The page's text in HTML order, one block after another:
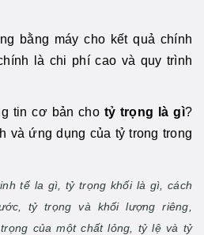
bằng máy cho kết quả chính
là chi phí cao và quy trình
tin cơ bản cho tỷ trọng là gì?
và ứng dụng của tỷ trong trong
tế la gì, tỷ trọng khối là gì, cách
tỷ trọng và khối lượng riêng,
của một chất lỏng, tỷ lệ và tỷ